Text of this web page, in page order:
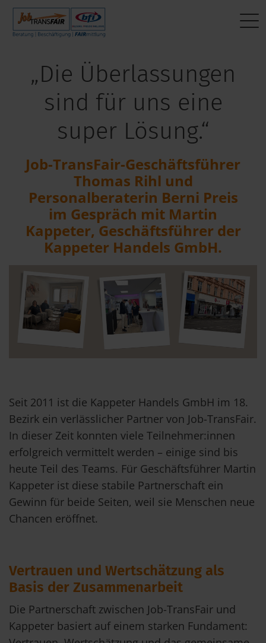
„Die Überlassungen
sind für uns eine
super Lösung.“
Job-TransFair-Geschäftsführer
Thomas Rihl und
Personalberaterin Berni Preis
im Gespräch mit Martin
Kappeter, Geschäftsführer der
Kappeter Handels GmbH.
Seit 2011 ist die Kappeter Handels GmbH im 18.
Bezirk ein verlässlicher Partner von Job-TransFair.
In dieser Zeit konnten viele Teilnehmer:innen
erfolgreich vermittelt werden – einige sind bis
heute Teil des Teams. Für Geschäftsführer Martin
Kappeter ist diese stabile Partnerschaft ein
Gewinn für beide Seiten, weil sie Menschen neue
Chancen eröffnet.
Vertrauen und Wertschätzung als
Basis der Zusammenarbeit
Die Partnerschaft zwischen Job-TransFair und
Kappeter basiert auf einem starken Fundament:
Aktuelle Jobs
Fragen & Antworten
Das sagen andere
Mein Weg zum Job
Beratung
Beschäftigung
FAIRmittlung
JT-Portal
JobImpuls
Zeiterfassung